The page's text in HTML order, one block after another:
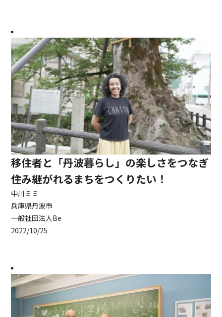
移住者と「丹波暮らし」の楽しさをつなぎ
住み継がれるまちをつくりたい！
中川ミミ
兵庫県丹波市
一般社団法人Be
2022/10/25